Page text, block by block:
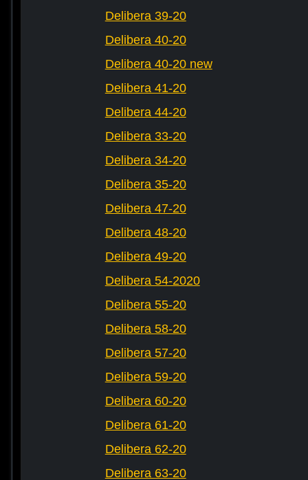
Delibera 39-20
Delibera 40-20
Delibera 40-20 new
Delibera 41-20
Delibera 44-20
Delibera 33-20
Delibera 34-20
Delibera 35-20
Delibera 47-20
Delibera 48-20
Delibera 49-20
Delibera 54-2020
Delibera 55-20
Delibera 58-20
Delibera 57-20
Delibera 59-20
Delibera 60-20
Delibera 61-20
Delibera 62-20
Delibera 63-20